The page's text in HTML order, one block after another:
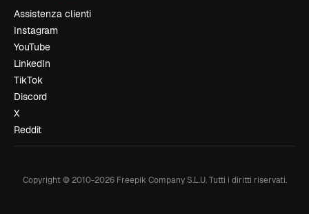
Assistenza clienti
Instagram
YouTube
LinkedIn
TikTok
Discord
X
Reddit
Copyright © 2010-2026Freepik Company S.L.U. Tutti i diritti riservati.